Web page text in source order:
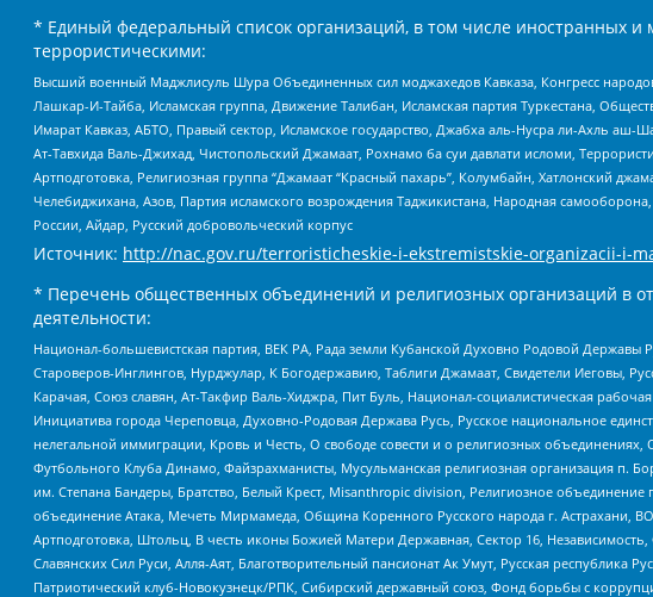
* Единый федеральный список организаций, в том числе иностранных и
террористическими:
Высший военный Маджлисуль Шура Объединенных сил моджахедов Кавказа, Конгресс
Лашкар-И-Тайба, Исламская группа, Движение Талибан, Исламская партия Туркестана,
Имарат Кавказ, АБТО, Правый сектор, Исламское государство, Джабха аль-Нусра ли-Ахль
Ат-Тавхида Валь-Джихад, Чистопольский Джамаат, Рохнамо ба суи давлати исломи,
Артподготовка, Религиозная группа “Джамаат “Красный пахарь”, Колумбайн, Хатлонский
Челебиджихана, Азов, Партия исламского возрождения Таджикистана, Народная
России, Айдар, Русский добровольческий корпус
Источник: http://nac.gov.ru/terroristicheskie-i-ekstremistskie-organizacii-i-
* Перечень общественных объединений и религиозных организаций в
деятельности:
Национал-большевистская партия, ВЕК РА, Рада земли Кубанской Духовно Родовой
Староверов-Инглингов, Нурджулар, К Богодержавию, Таблиги Джамаат, Свидетели Иеговы,
Карачая, Союз славян, Ат-Такфир Валь-Хиджра, Пит Буль, Национал-социалистическая
Инициатива города Череповца, Духовно-Родовая Держава Русь, Русское национальное
нелегальной иммиграции, Кровь и Честь, О свободе совести и о религиозных
Футбольного Клуба Динамо, Файзрахманисты, Мусульманская религиозная организация п.
им. Степана Бандеры, Братство, Белый Крест, Misanthropic division, Религиозное
объединение Атака, Мечеть Мирмамеда, Община Коренного Русского народа г. Астрахани,
Артподготовка, Штольц, В честь иконы Божией Матери Державная, Сектор 16,
Славянских Сил Руси, Алля-Аят, Благотворительный пансионат Ак Умут, Русская республика
Патриотический клуб-Новокузнецк/РПК, Сибирский державный союз, Фонд борьбы с